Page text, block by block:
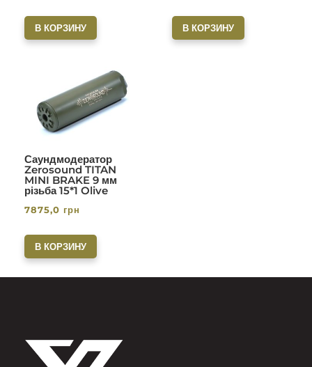
В КОРЗИНУ В КОРЗИНУ
Саундмодератор
Zerosound TITAN
MINI BRAKE 9 мм
різьба 15*1 Olive
7875,0 грн
В КОРЗИНУ